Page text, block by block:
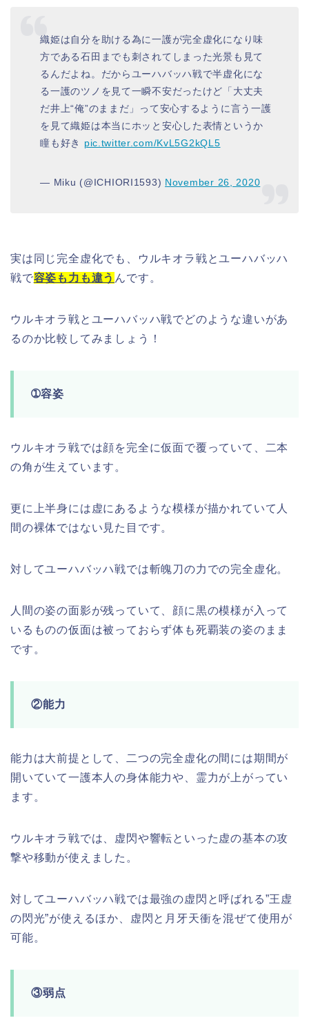
織姫は自分を助ける為に一護が完全虚化になり味
方である石田までも刺されてしまった光景も見て
るんだよね。だからユーハバッハ戦で半虚化にな
る一護のツノを見て一瞬不安だったけど「大丈夫
だ井上“俺”のままだ」って安心するように言う一護
を見て織姫は本当にホッと安心した表情というか
瞳も好き pic.twitter.com/KvL5G2kQL5
— Miku (@ICHIORI1593) November 26, 2020
実は同じ完全虚化でも、ウルキオラ戦とユーハバッハ
戦で容姿も力も違う んです。
ウルキオラ戦とユーハバッハ戦でどのような違いがあ
るのか比較してみましょう！
➀容姿
ウルキオラ戦では顔を完全に仮面で覆っていて、二本
の角が生えています。
更に上半身には虚にあるような模様が描かれていて人
間の裸体ではない見た目です。
対してユーハバッハ戦では斬魄刀の力での完全虚化。
人間の姿の面影が残っていて、顔に黒の模様が入って
いるものの仮面は被っておらず体も死覇装の姿のまま
です。
②能力
能力は大前提として、二つの完全虚化の間には期間が
開いていて一護本人の身体能力や、霊力が上がってい
ます。
ウルキオラ戦では、虚閃や響転といった虚の基本の攻
撃や移動が使えました。
対してユーハバッハ戦では最強の虚閃と呼ばれる”王虚
の閃光”が使えるほか、虚閃と月牙天衝を混ぜて使用が
可能。
③弱点